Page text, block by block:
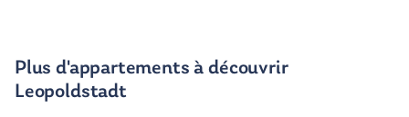
Plus d'appartements à découvrir
Leopoldstadt